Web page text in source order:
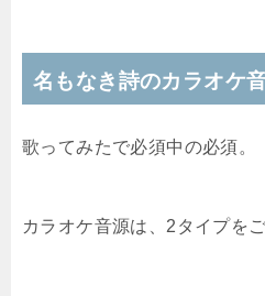
名もなき詩のカラオケ
歌ってみたで必須中の必須。
カラオケ音源は、2タイプを